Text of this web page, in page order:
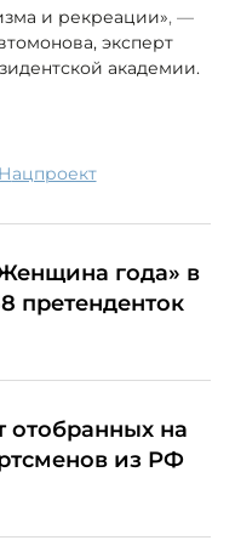
и рекреации», —
эксперт
академии.
нацпроект
года» в
претенденток
отобранных на
из РФ